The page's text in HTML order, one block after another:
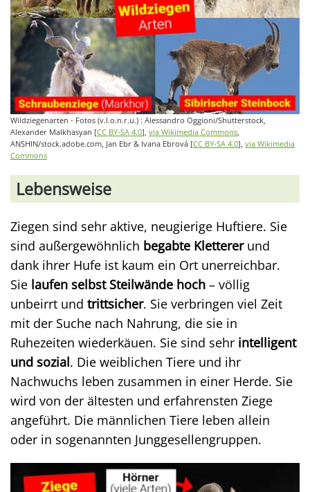
Wildziegenarten - Fotos (v.l.o.n.r.u.) : Alessandro Oggioni/Shutterstock,
Alexander Malkhasyan [CC BY-SA 4.0], via Wikimedia Commons
ANSHIN/stock.adobe.com, Jan Ebr & Ivana Ebrová [CC BY-SA 4.0], via Wikimedia
Commons
Lebensweise
Ziegen sind sehr aktive, neugierige Huftiere. Sie
sind außergewöhnlich begabte Klettererund
dank ihrer Hufe ist kaum ein Ort unerreichbar.
Sie laufen selbst Steilwände hoch – völlig
unbeirrt und trittsicher. Sie verbringen viel Zeit
mit der Suche nach Nahrung, die sie in
Ruhezeiten wiederkäuen. Sie sind sehr intelligent
und sozial. Die weiblichen Tiere und ihr
Nachwuchs leben zusammen in einer Herde. Sie
wird von der ältesten und erfahrensten Ziege
angeführt. Die männlichen Tiere leben allein
oder in sogenannten Junggesellengruppen.